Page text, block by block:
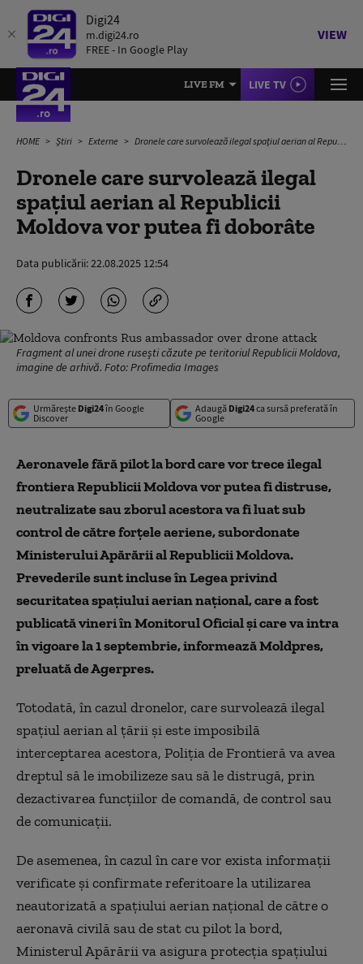
Digi24
m.digi24.ro
FREE - In Google Play
VIEW
LIVE FM LIVE TV
HOME Știri Externe Dronele care survolează ilegal spațiul aerian al Republicii Moldova vor putea fi doborâte
Dronele care survolează ilegal
spațiul aerian al Republicii
Moldova vor putea fi doborâte
Data publicării:22.08.2025 12:54
Fragment al unei drone rusești căzute pe teritoriul Republicii Moldova,
imagine de arhivă. Foto: Profimedia Images
Urmărește Digi24în Google
Discover
Adaugă Digi24ca sursă preferată în
Google
Aeronavele fără pilot la bord care vor trece ilegal
frontiera Republicii Moldova vor putea fi distruse,
neutralizate sau zborul acestora va fi luat sub
control de către forţele aeriene, subordonate
Ministerului Apărării al Republicii Moldova.
Prevederile sunt incluse în Legea privind
securitatea spaţiului aerian naţional, care a fost
publicată vineri în Monitorul Oficial şi care va intra
în vigoare la 1 septembrie, informează Moldpres,
preluată de Agerpres.
Totodată, în cazul dronelor, care survolează ilegal
spaţiul aerian al ţării şi este imposibilă
interceptarea acestora, Poliţia de Frontieră va avea
dreptul să le imobilizeze sau să le distrugă, prin
dezactivarea funcţiilor de comandă, de control sau
de comunicaţii.
De asemenea, în cazul în care vor exista informaţii
verificate şi confirmate referitoare la utilizarea
neautorizată a spaţiului aerian naţional de către o
aeronavă civilă sau de stat cu pilot la bord,
Ministerul Apărării va asigura protecţia spaţiului